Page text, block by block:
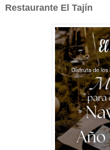
Restaurante El Tajín